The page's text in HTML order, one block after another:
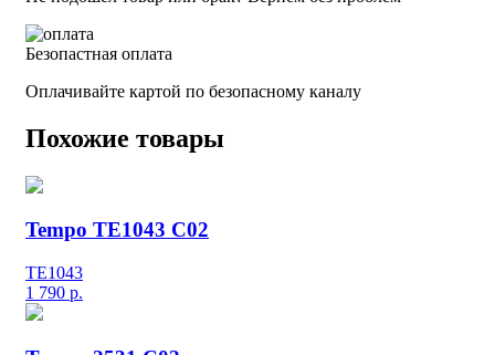
Безопастная оплата
Оплачивайте картой по безопасному каналу
Похожие товары
Tempo TE1043 C02
TE1043
1 790 р.